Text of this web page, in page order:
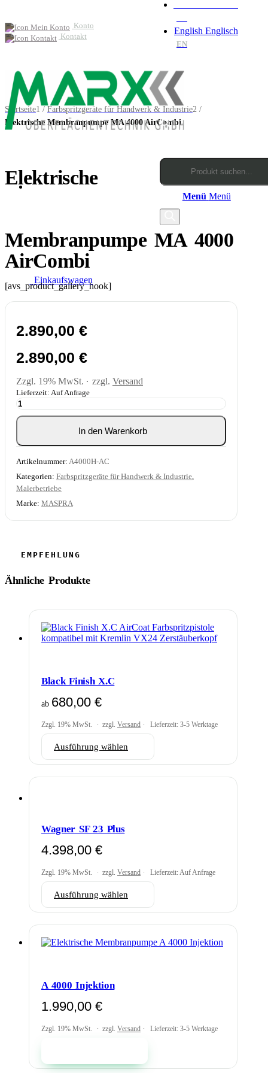
Konto
Kontakt
English Englisch
EN
Products
Menü Menü
Einkaufswagen
Startseite1 / Farbspritzgeräte für Handwerk & Industrie2 /
Elektrische Membranpumpe MA 4000 AirCombi
Elektrische
Membranpumpe MA 4000
AirCombi
[avs_product_gallery_hook]
2.890,00 €
2.890,00 €
Zzgl. 19% MwSt. zzgl. Versand
Lieferzeit: Auf Anfrage
Elektrische
Membranpumpe
MA
AirCombi
Menge
In den Warenkorb
Artikelnummer: A4000H-AC
Kategorien: Farbspritzgeräte für Handwerk & Industrie,
Malerbetriebe
Marke: MASPRA
Ähnliche Produkte
Black Finish X.C
ab 680,00 €
Zzgl. 19% MwSt. zzgl. Versand Lieferzeit: 3-5 Werktage
Ausführung wählen
Produkt
weist
mehrere
gewählt
werden
Wagner SF 23 Plus
4.398,00 €
Zzgl. 19% MwSt. zzgl. Versand Lieferzeit: Auf Anfrage
Ausführung wählen
Produkt
weist
mehrere
Varianten
auf.
werden
A 4000 Injektion
1.990,00 €
Zzgl. 19% MwSt. zzgl. Versand Lieferzeit: 3-5 Werktage